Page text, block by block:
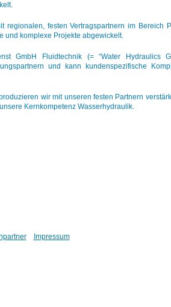
regionalen, festen Vertragspartnern im Bereich
und komplexe Projekte abgewickelt.
GmbH Fluidtechnik (= “Water Hydraulics
und kann kundenspezifische
wir mit unseren festen Partnern
Kernkompetenz Wasserhydraulik.
Impressum